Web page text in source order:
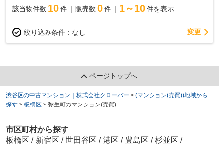
該当物件数 10件 販売数 0 件 1～10 件を表示
絞り込み条件： なし 変更
ページトップへ
渋谷区の中古マンション｜株式会社クローバー > (マンション(売買))地域から
探す > 板橋区 > 弥生町のマンション(売買)
市区町村から探す
板橋区 / 新宿区 / 世田谷区 / 港区 / 豊島区 / 杉並区 /